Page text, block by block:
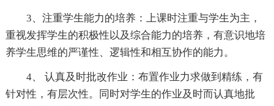
3、注重学生能力的培养：上课时注重与学生为主，
重视发挥学生的积极性以及综合能力的培养，有意识地培
养学生思维的严谨性、逻辑性和相互协作的能力。
4、 认真及时批改作业：布置作业力求做到精练，有
针对性，有层次性。同时对学生的作业及时而认真地批